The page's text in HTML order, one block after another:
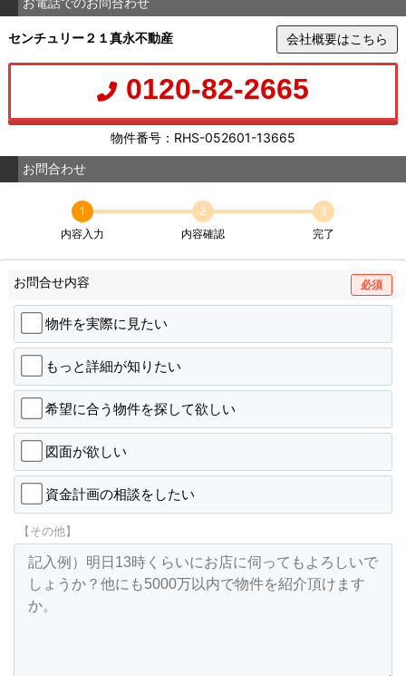
センチュリー２１真永不動産 会社概要はこちら
0120-82-2665
物件番号：RHS-052601-13665
お問合わせ
1
内容入力
2
内容確認
3
完了
お問合せ内容 必須
物件を実際に見たい
もっと詳細が知りたい
希望に合う物件を探して欲しい
図面が欲しい
資金計画の相談をしたい
【その他】